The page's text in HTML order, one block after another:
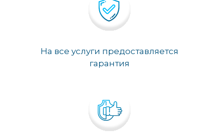
На все услуги предоставляется
гарантия